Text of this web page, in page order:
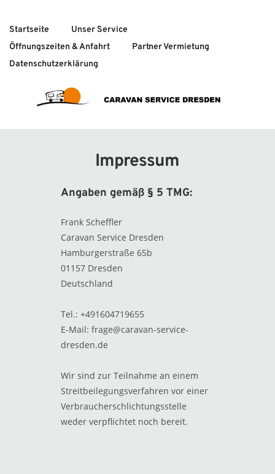
Startseite
Unser Service
Öffnungszeiten & Anfahrt
Partner Vermietung
Datenschutzerklärung
Impressum
Angaben gemäß § 5 TMG:
Frank Scheffler
Caravan Service Dresden
Hamburgerstraße 65b
01157 Dresden
Deutschland
Tel.: +491604719655
E-Mail: frage@caravan-service-
dresden.de
Wir sind zur Teilnahme an einem
Streitbeilegungsverfahren vor einer
Verbraucherschlichtungsstelle
weder verpflichtet noch bereit.